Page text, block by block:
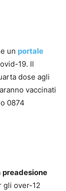
un portale
19. Il
dose agli
vaccinati
0874
preadesione
gli over-12